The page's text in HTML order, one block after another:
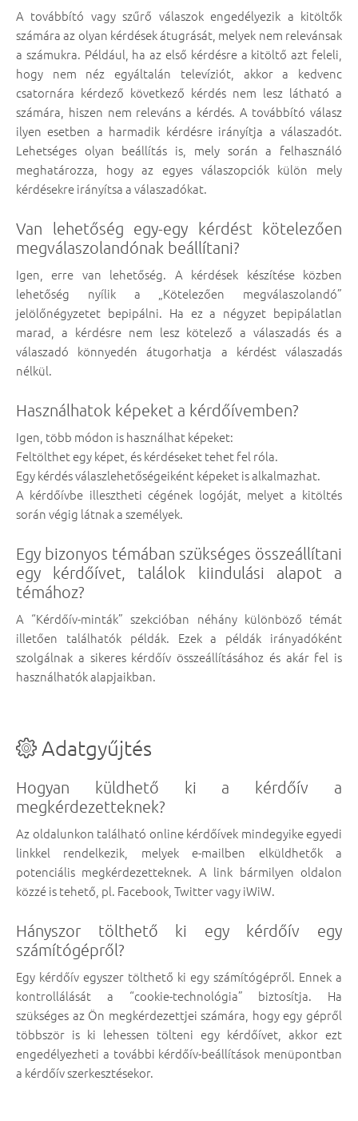
A továbbító vagy szűrő válaszok engedélyezik a kitöltők
számára az olyan kérdések átugrását, melyek nem relevánsak
a számukra. Például, ha az első kérdésre a kitöltő azt feleli,
hogy nem néz egyáltalán televíziót, akkor a kedvenc
csatornára kérdező következő kérdés nem lesz látható a
számára, hiszen nem releváns a kérdés. A továbbító válasz
ilyen esetben a harmadik kérdésre irányítja a válaszadót.
Lehetséges olyan beállítás is, mely során a felhasználó
meghatározza, hogy az egyes válaszopciók külön mely
kérdésekre irányítsa a válaszadókat.
Van lehetőség egy-egy kérdést kötelezően
megválaszolandónak beállítani?
Igen, erre van lehetőség. A kérdések készítése közben
lehetőség nyílik a „Kötelezően megválaszolandó”
jelölőnégyzetet bepipálni. Ha ez a négyzet bepipálatlan
marad, a kérdésre nem lesz kötelező a válaszadás és a
válaszadó könnyedén átugorhatja a kérdést válaszadás
nélkül.
Használhatok képeket a kérdőívemben?
Igen, több módon is használhat képeket:
Feltölthet egy képet, és kérdéseket tehet fel róla.
Egy kérdés válaszlehetőségeiként képeket is alkalmazhat.
A kérdőívbe illesztheti cégének logóját, melyet a kitöltés
során végig látnak a személyek.
Egy bizonyos témában szükséges összeállítani
egy kérdőívet, találok kiindulási alapot a
témához?
A “Kérdőív-minták” szekcióban néhány különböző témát
illetően találhatók példák. Ezek a példák irányadóként
szolgálnak a sikeres kérdőív összeállításához és akár fel is
használhatók alapjaikban.
Adatgyűjtés
Hogyan küldhető ki a kérdőív a
megkérdezetteknek?
Az oldalunkon található online kérdőívek mindegyike egyedi
linkkel rendelkezik, melyek e-mailben elküldhetők a
potenciális megkérdezetteknek. A link bármilyen oldalon
közzé is tehető, pl. Facebook, Twitter vagy iWiW.
Hányszor tölthető ki egy kérdőív egy
számítógépről?
Egy kérdőív egyszer tölthető ki egy számítógépről. Ennek a
kontrollálását a “cookie-technológia” biztosítja. Ha
szükséges az Ön megkérdezettjei számára, hogy egy gépről
többször is ki lehessen tölteni egy kérdőívet, akkor ezt
engedélyezheti a további kérdőív-beállítások menüpontban
a kérdőív szerkesztésekor.